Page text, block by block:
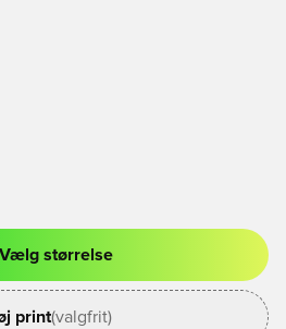
ind eller tilmelde dig som medlem
Vælg størrelse
print(valgfrit)